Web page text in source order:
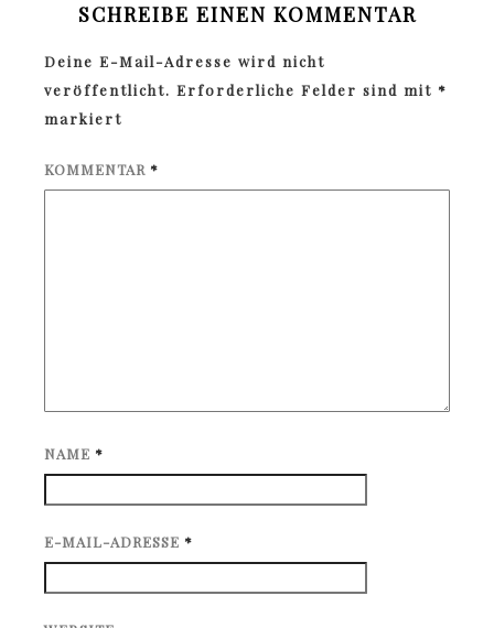
SCHREIBE EINEN KOMMENTAR
Deine E-Mail-Adresse wird nicht
veröffentlicht. Erforderliche Felder sind mit *
markiert
KOMMENTAR *
NAME *
E-MAIL-ADRESSE *